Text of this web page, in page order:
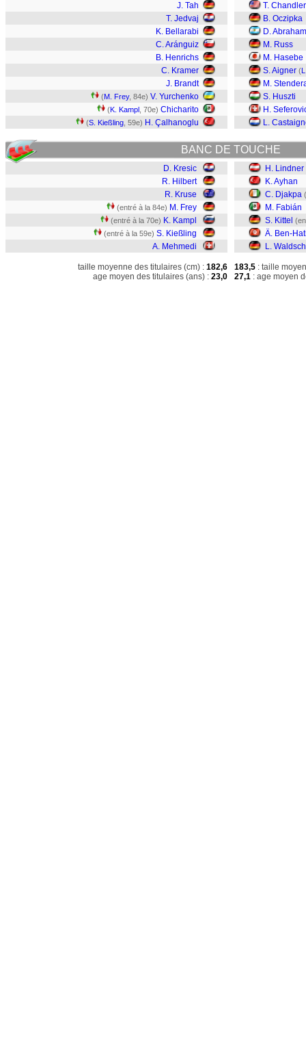
J. Tah
T. Jedvaj
K. Bellarabi
C. Aránguiz
B. Henrichs
C. Kramer
J. Brandt
(M. Frey, 84e) V. Yurchenko
(K. Kampl , 70e) Chicharito
(S. Kießling , 59e) H. Çalhanoglu
T. Chandler
B. Oczipka
D. Abraham
M. Russ
M. Hasebe
S. Aigner (
M.
S. Huszti
H.
L.
BANC DE TOUCHE
D. Kresic
R. Hilbert
R. Kruse
(entré à la 84e) M. Frey
(entré à la 70e) K. Kampl
(entré à la 59e) S. Kießling
A. Mehmedi
taille moyenne des titulaires (cm) : 182,6
age moyen des titulaires (ans) : 23,0
H. Lindner
K. Ayhan
C. Djakpa
M. Fabián
S. Kittel
Ä. Ben-
L.
183,5 : taille
27,1 : age moyen